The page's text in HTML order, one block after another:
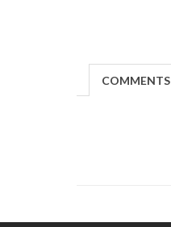
COMMENTS